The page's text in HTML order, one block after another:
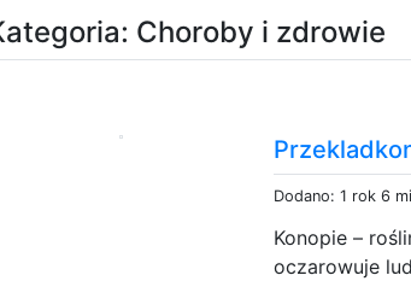
Choroby i zdrowie
Dodano: 1 rok 6
Konopie –
oczarowuje